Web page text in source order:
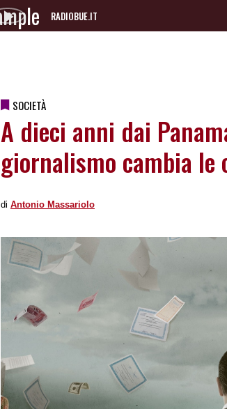
RADIOBUE.IT
Audio
SOCIETÀ
A dieci anni dai
giornalismo cambia le
di Antonio Massariolo